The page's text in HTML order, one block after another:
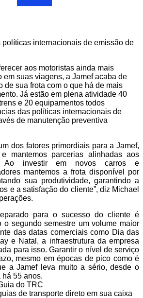
políticas internacionais de emissão de
aos motoristas ainda mais
em suas viagens, a Jamef acaba de
de sua frota com o que há de mais
Já estão em plena atividade 40
e 20 equipamentos todos
das políticas internacionais de
de manutenção preventiva
dos fatores primordiais para a Jamef,
mantemos parcerias alinhadas aos
Ao investir em novos carros e
mantemos a frota disponível por
sua produtividade, garantindo a
e a satisfação do cliente”, diz Michael
para o sucesso do cliente é
o segundo semestre um volume maior
das datas comerciais como Dia das
e Natal, a infraestrutura da empresa
para isso. Garantir o nível de serviço
mesmo em épocas de pico como é
a Jamef leva muito a sério, desde o
55 anos.
do TRC
de transporte direto em sua caixa